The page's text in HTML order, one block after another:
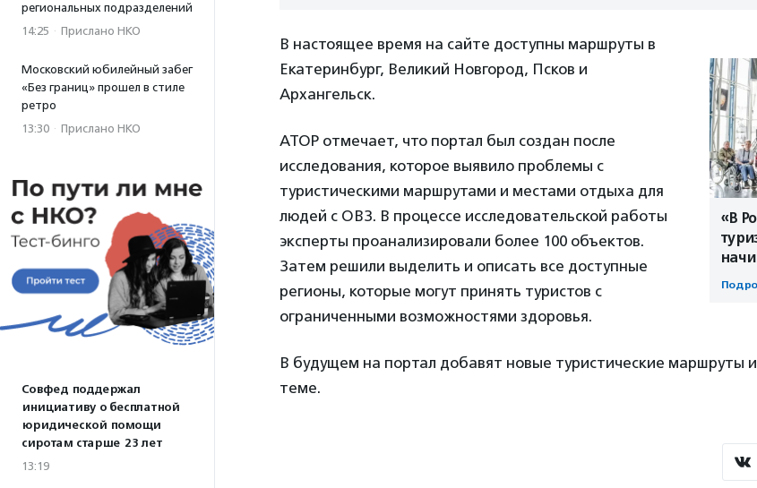
региональных подразделений
14:25 · Прислано НКО
Московский юбилейный забег
«Без границ» прошел в стиле
ретро
13:30 · Прислано НКО
Совфед поддержал
инициативу о бесплатной
юридической помощи
сиротам старше 23 лет
13:19
«В
В настоящее время на сайте доступны маршруты в
Екатеринбург, Великий Новгород, Псков и
Архангельск.
АТОР отмечает, что портал был создан после
исследования, которое выявило проблемы с
туристическими маршрутами и местами отдыха для
людей с ОВЗ. В процессе исследовательской работы
эксперты проанализировали более 100 объектов.
Затем решили выделить и описать все доступные
регионы, которые могут принять туристов с
ограниченными возможностями здоровья.
В будущем на портал добавят новые туристические маршруты
теме.